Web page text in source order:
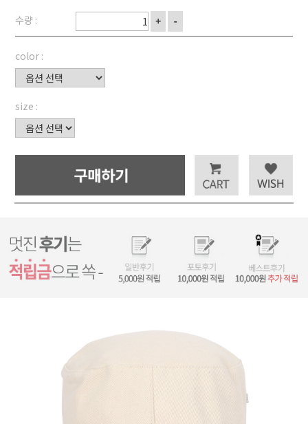
수량 :
+ -
color :
size :